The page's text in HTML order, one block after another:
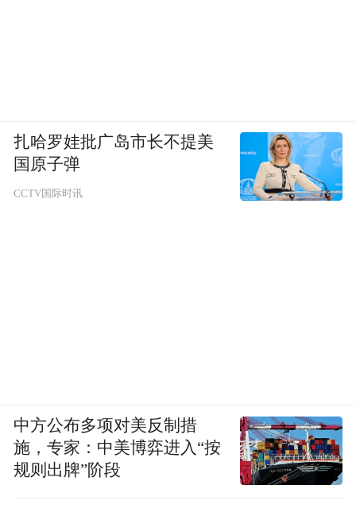
扎哈罗娃批广岛市长不提美
国原子弹
CCTV国际时讯
中方公布多项对美反制措
施，专家：中美博弈进入“按
规则出牌”阶段